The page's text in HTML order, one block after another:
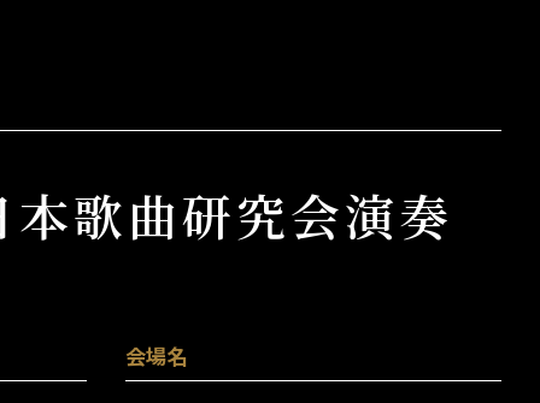
歌曲研究会演奏
会場名